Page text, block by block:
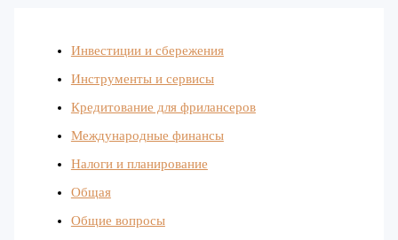
Инвестиции и сбережения
Инструменты и сервисы
Кредитование для фрилансеров
Международные финансы
Налоги и планирование
Общая
Общие вопросы